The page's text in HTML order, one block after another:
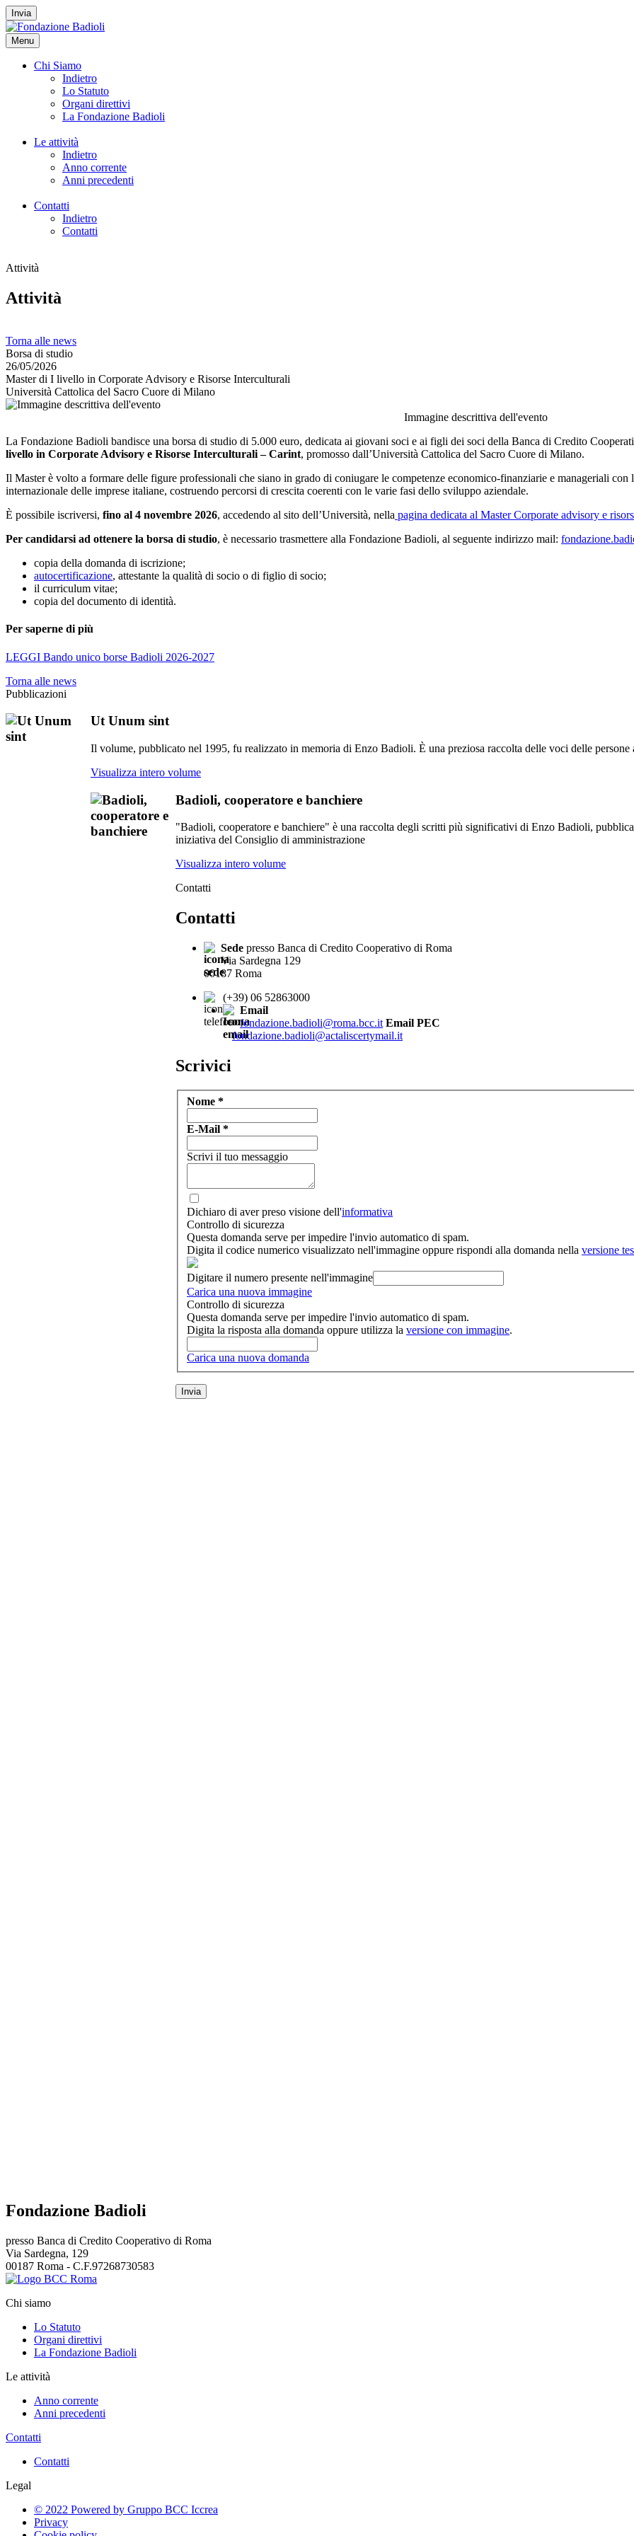
Invia
Menu
Chi Siamo
Indietro
Lo Statuto
Organi direttivi
La Fondazione Badioli
Le attività
Indietro
Anno corrente
Anni precedenti
Contatti
Indietro
Contatti
Attività
Attività
Torna alle news
Borsa di studio
26/05/2026
Master di I livello in Corporate Advisory e Risorse Interculturali
Università Cattolica del Sacro Cuore di Milano
Immagine descrittiva dell'evento
La Fondazione Badioli bandisce una borsa di studio di 5.000 euro, dedicata ai giovani soci e ai figli dei soci della Banca di Credito
livello in Corporate Advisory e Risorse Interculturali – Carint, promosso dall’Università Cattolica del Sacro Cuore di Milano.
Il Master è volto a formare delle figure professionali che siano in grado di coniugare le competenze economico-finanziarie e manageriali
internazionale delle imprese italiane, costruendo percorsi di crescita coerenti con le varie fasi dello sviluppo aziendale.
È possibile iscriversi, fino al 4 novembre 2026, accedendo al sito dell’Università, nella pagina dedicata al Master Corporate advisory e
Per candidarsi ad ottenere la borsa di studio, è necessario trasmettere alla Fondazione Badioli, al seguente indirizzo mail:
copia della domanda di iscrizione;
autocertificazione, attestante la qualità di socio o di figlio di socio;
il curriculum vitae;
copia del documento di identità.
Per saperne di più
LEGGI Bando unico borse Badioli 2026-2027
Torna alle news
Pubblicazioni
Ut Unum sint
Il volume, pubblicato nel 1995, fu realizzato in memoria di Enzo Badioli. È una preziosa raccolta delle voci delle
Visualizza intero volume
Badioli, cooperatore e banchiere
"Badioli, cooperatore e banchiere" è una raccolta degli scritti più significativi di Enzo Badioli,
iniziativa del Consiglio di amministrazione
Visualizza intero volume
Contatti
Contatti
Sede presso Banca di Credito Cooperativo di Roma
Via Sardegna 129
00187 Roma
(+39) 06 52863000
Email
fondazione.badioli@roma.bcc.it Email PEC
fondazione.badioli@actaliscertymail.it
Scrivici
Nome *
E-Mail *
Scrivi il tuo messaggio
Dichiaro di aver preso visione dell'informativa
Controllo di sicurezza
Questa domanda serve per impedire l'invio automatico di spam.
Digita il codice numerico visualizzato nell'immagine oppure rispondi alla domanda nella versione
Digitare il numero presente nell'immagine
Carica una nuova immagine
Controllo di sicurezza
Questa domanda serve per impedire l'invio automatico di spam.
Digita la risposta alla domanda oppure utilizza la versione con immagine.
Carica una nuova domanda
Fondazione Badioli
presso Banca di Credito Cooperativo di Roma
Via Sardegna, 129
00187 Roma - C.F.97268730583
Chi siamo
Lo Statuto
Organi direttivi
La Fondazione Badioli
Le attività
Anno corrente
Anni precedenti
Contatti
Contatti
Legal
© 2022 Powered by Gruppo BCC Iccrea
Privacy